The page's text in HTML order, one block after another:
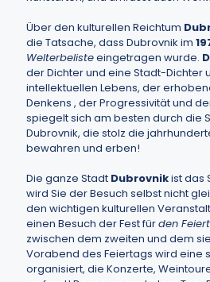
Über den kulturellen Reichtum
die Tatsache, dass Dubrovnik im
Welterbelisteeingetragen wurde.
der Dichter und eine Stadt-Dichter
intellektuellen Lebens, der
Denkens , der Progressivität und
spiegelt sich am besten durch die
Dubrovnik, die stolz die
bewahren und erben!
Die ganze Stadt Dubrovnikist das
wird Sie der Besuch selbst nicht
den wichtigen kulturellen
einen Besuch der Fest fürden
zwischen dem zweiten und dem
Vorabend des Feiertags wird eine
organisiert, die Konzerte,